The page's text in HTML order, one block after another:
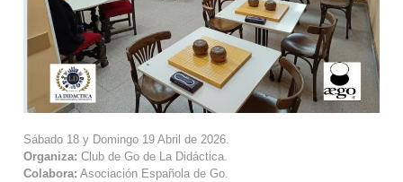
Sábado 18 y Domingo 19 Abril de 2026.
Organiza: Club de Go de La Didáctica.
Colabora: Asociación Española de Go.